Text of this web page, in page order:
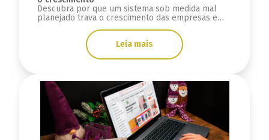
Descubra por que um sistema sob medida mal
planejado trava o crescimento das empresas e
Leia mais